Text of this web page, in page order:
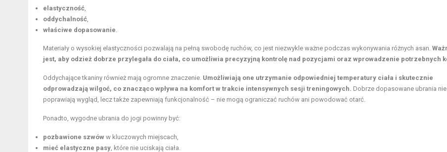
elastyczność
oddychalność
właściwe dopasowanie
Materiały o wysokiej elastyczności pozwalają na pełną swobodę ruchów, co jest niezwykle ważne podczas wykonywania różnych asan.
jest, aby odzież dobrze przylegała do ciała, co umożliwia precyzyjną kontrolę nad pozycjami oraz wprowadzenie potrzebnych
Oddychające tkaniny również mają ogromne znaczenie. Umożliwiają one utrzymanie odpowiedniej temperatury ciała i skutecznie
odprowadzają wilgoć, co znacząco wpływa na komfort w trakcie intensywnych sesji treningowych. Dobrze dopasowane ubrania
poprawiają wygląd, lecz także zapewniają funkcjonalność – nie mogą ograniczać ruchów ani powodować otarć.
Ponadto, wygodne ubrania do jogi powinny być:
pozbawione szwów w kluczowych miejscach,
mieć elastyczne pasy , które nie uciskają ciała.